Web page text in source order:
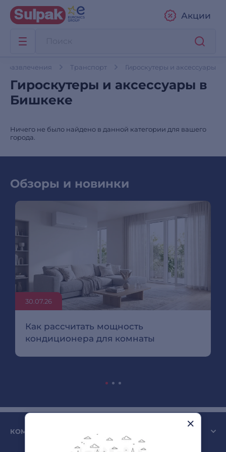
Акции
развлечения Транспорт Гироскутеры и аксессуары
Гироскутеры и аксессуары в
Бишкеке
Ничего не было найдено в данной категории для вашего
города.
Обзоры и новинки
30.07.26
Как рассчитать мощность
кондиционера для комнаты
КОМПАНИЯ SULPAK